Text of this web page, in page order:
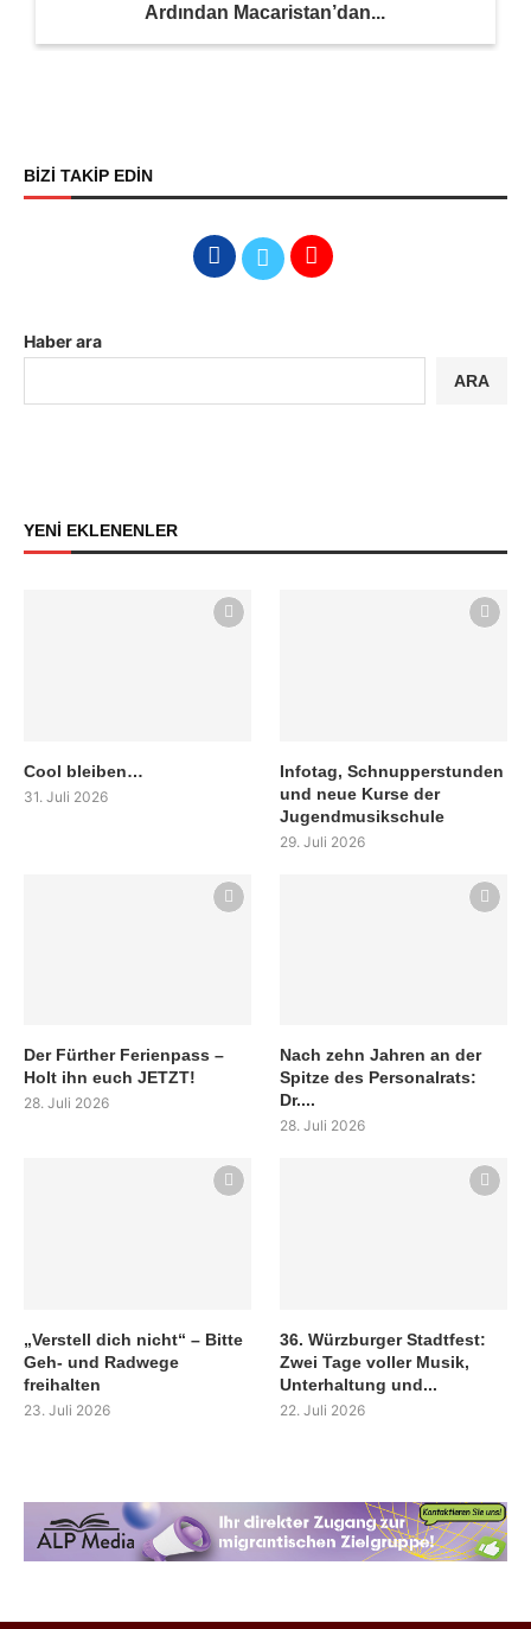
Ardından Macaristan’dan...
BİZİ TAKİP EDİN
Haber ara
ARA
YENİ EKLENENLER
Cool bleiben…
31. Juli 2026
Infotag, Schnupperstunden
und neue Kurse der
Jugendmusikschule
29. Juli 2026
Der Fürther Ferienpass –
Holt ihn euch JETZT!
28. Juli 2026
Nach zehn Jahren an der
Spitze des Personalrats:
Dr....
28. Juli 2026
„Verstell dich nicht“ – Bitte
Geh- und Radwege
freihalten
23. Juli 2026
36. Würzburger Stadtfest:
Zwei Tage voller Musik,
Unterhaltung und...
22. Juli 2026